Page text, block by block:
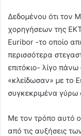
Δεδομένου ότι τον
χορηγήσεων της
Euribor -το οποίο
περισσότερα
επιτόκιο- λίγο
«κλείδωσαν» με το
συγκεκριμένα γύρω
Με τον τρόπο αυτό
από τις αυξήσεις